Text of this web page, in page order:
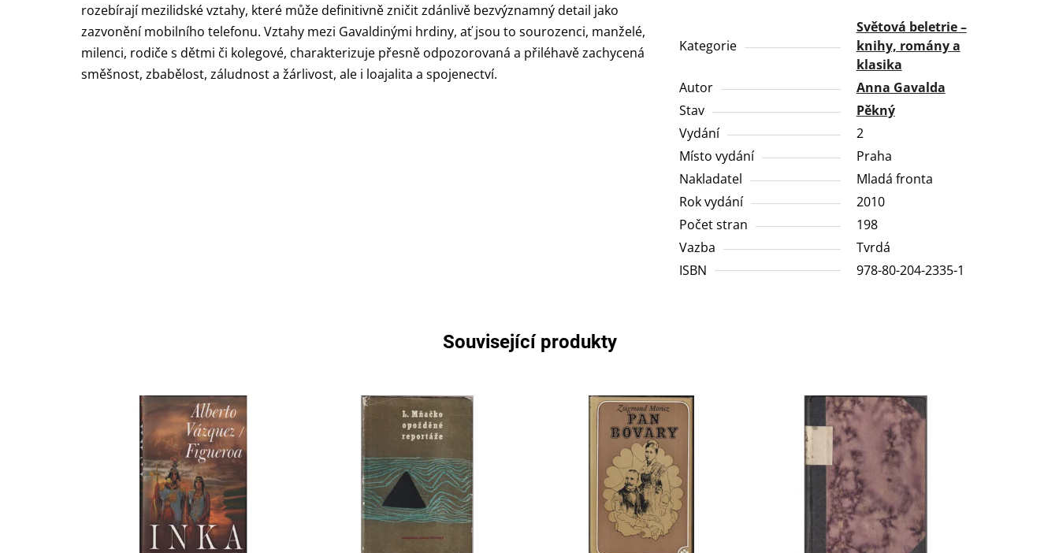
rozebírají mezilidské vztahy, které může definitivně zničit zdánlivě bezvýznamný detail jako
zazvonění mobilního telefonu. Vztahy mezi Gavaldinými hrdiny, ať jsou to sourozenci, manželé,
milenci, rodiče s dětmi či kolegové, charakterizuje přesně odpozorovaná a přiléhavě zachycená
směšnost, zbabělost, záludnost a žárlivost, ale i loajalita a spojenectví.
Kategorie
Světová beletrie –
knihy, romány a
klasika
Autor
Anna Gavalda
Stav
Pěkný
Vydání
2
Místo vydání
Praha
Nakladatel
Mladá fronta
Rok vydání
2010
Počet stran
198
Vazba
Tvrdá
ISBN
978-80-204-2335-1
Související produkty